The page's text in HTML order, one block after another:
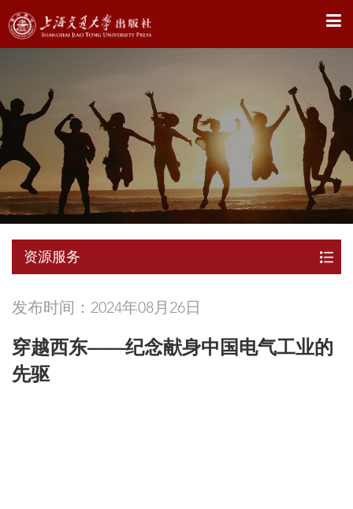
X
资源服务
发布时间：2024年08月26日
穿越西东——纪念献身中国电气工业的
先驱